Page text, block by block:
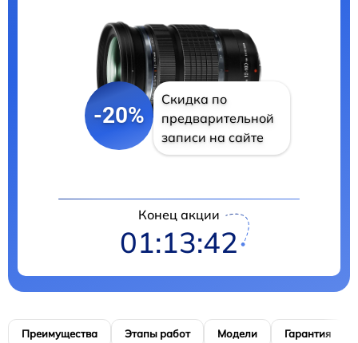
-20%
Скидка по
предварительной
записи на сайте
Конец акции
01:13:41
Преимущества Этапы работ Модели Гарантия